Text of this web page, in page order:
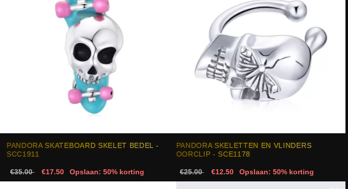
PANDORA SKATEBOARD SKELET BEDEL -
SCC1911
€35.00 €17.50 Opslaan: 50% korting
PANDORA SKELETTEN EN VLINDERS
OORCLIP - SCE1178
€25.00 €12.50 Opslaan: 50% korting